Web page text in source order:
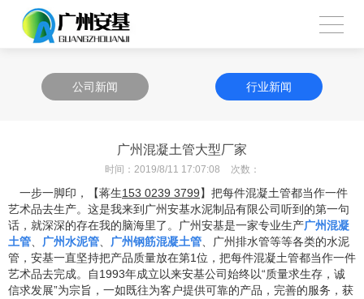
公司新闻 行业新闻
广州混凝土管大型厂家
时间： 2019/8/11 17:07:08 次数：
一步一脚印，【蒋生153 0239 3799】把每件混凝土管都当作一件
艺术品去生产。这是我来到广州安基水泥制品有限公司听到的第一句
话，就深深的存在我的脑海里了。广州安基是一家专业生产广州混凝
土管
广州水泥管 广州钢筋混凝土管 、广州排水管等等各类的水泥
管，安基一直坚持把产品质量放在第1位，把每件混凝土管都当作一件
艺术品去完成。自1993年成立以来安基公司始终以“质量求生存，诚
信求发展”为宗旨，一如既往为客户提供可靠的产品，完善的服务，获